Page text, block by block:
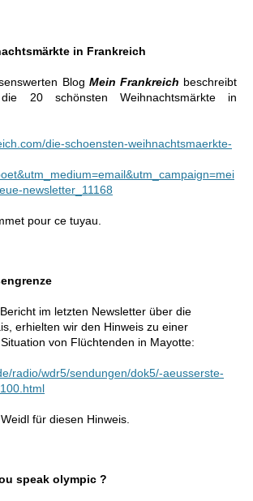
in Frankreich
Blog Mein Frankreich beschreibt
20 schönsten Weihnachtsmärkte in
die-schoensten-weihnachtsmaerkte-
newsletter_11168
pour ce tuyau.
im letzten Newsletter über die
erhielten wir den Hinweis zu einer
von Flüchtenden in Mayotte:
radio/wdr5/sendungen/dok5/-aeusserste-
für diesen Hinweis.
speak olympic ?